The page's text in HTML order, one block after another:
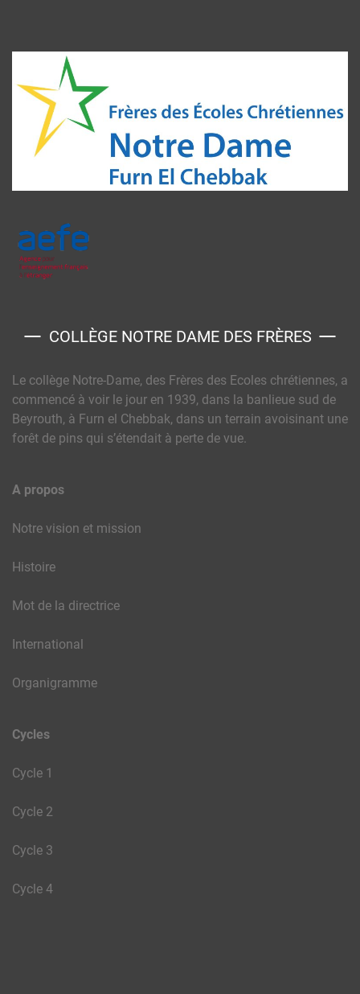
COLLÈGE NOTRE DAME DES FRÈRES
Le collège Notre-Dame, des Frères des Ecoles chrétiennes, a
commencé à voir le jour en 1939, dans la banlieue sud de
Beyrouth, à Furn el Chebbak, dans un terrain avoisinant une
forêt de pins qui s’étendait à perte de vue.
A propos
Notre vision et mission
Histoire
Mot de la directrice
International
Organigramme
Cycles
Cycle 1
Cycle 2
Cycle 3
Cycle 4